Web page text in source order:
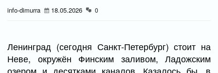
info-dimurra 18.05.2026 0
Ленинград (сегодня Санкт-Петербург) стоит на
Неве, окружён Финским заливом, Ладожским